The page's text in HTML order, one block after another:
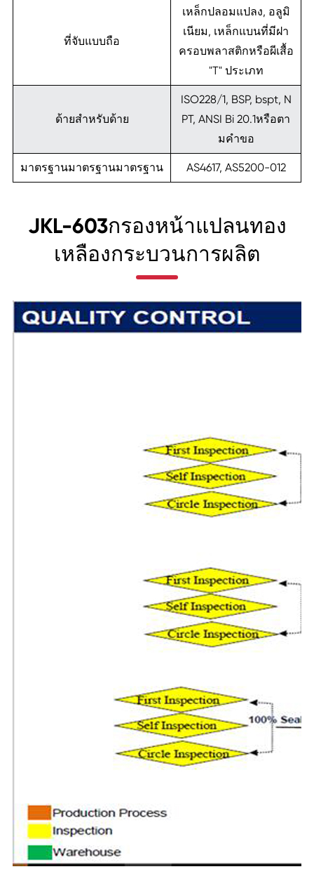
ที่จับแบบถือ
เหล็กปลอมแปลง, อลูมิ
เนียม, เหล็กแบนที่มีฝา
ครอบพลาสติกหรือผีเสื้อ
"T" ประเภท
ด้ายสำหรับด้าย
ISO228/1, BSP, bspt, N
PT, ANSI Bi 20.1หรือตา
มคำขอ
มาตรฐานมาตรฐานมาตรฐาน AS4617, AS5200-012
JKL-603กรองหน้าแปลนทอง
เหลืองกระบวนการผลิต